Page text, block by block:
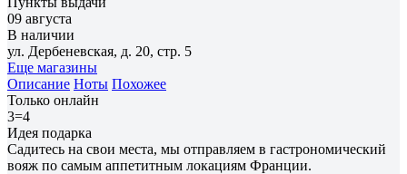
09 августа
В наличии
ул. Дербеневская, д. 20, стр. 5
Еще магазины
Описание Ноты Похожее
Только онлайн
3=4
Идея подарка
Садитесь на свои места, мы отправляем в гастрономический
вояж по самым аппетитным локациям Франции.